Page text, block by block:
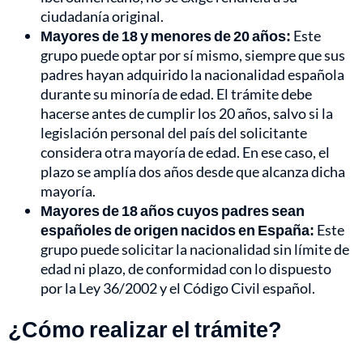
ciudadanía original.
Mayores de 18 y menores de 20 años: Este
grupo puede optar por sí mismo, siempre que sus
padres hayan adquirido la nacionalidad española
durante su minoría de edad. El trámite debe
hacerse antes de cumplir los 20 años, salvo si la
legislación personal del país del solicitante
considera otra mayoría de edad. En ese caso, el
plazo se amplía dos años desde que alcanza dicha
mayoría.
Mayores de 18 años cuyos padres sean
españoles de origen nacidos en España: Este
grupo puede solicitar la nacionalidad sin límite de
edad ni plazo, de conformidad con lo dispuesto
por la Ley 36/2002 y el Código Civil español.
¿Cómo realizar el trámite?